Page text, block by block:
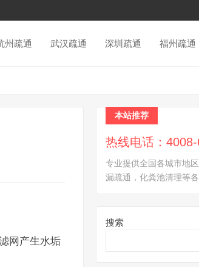
州疏通 武汉疏通 深圳疏通 福州疏通
网产生水垢
本站推荐
热线电话：
专业提供全国各城市地
漏疏通，化粪池清理等
搜索